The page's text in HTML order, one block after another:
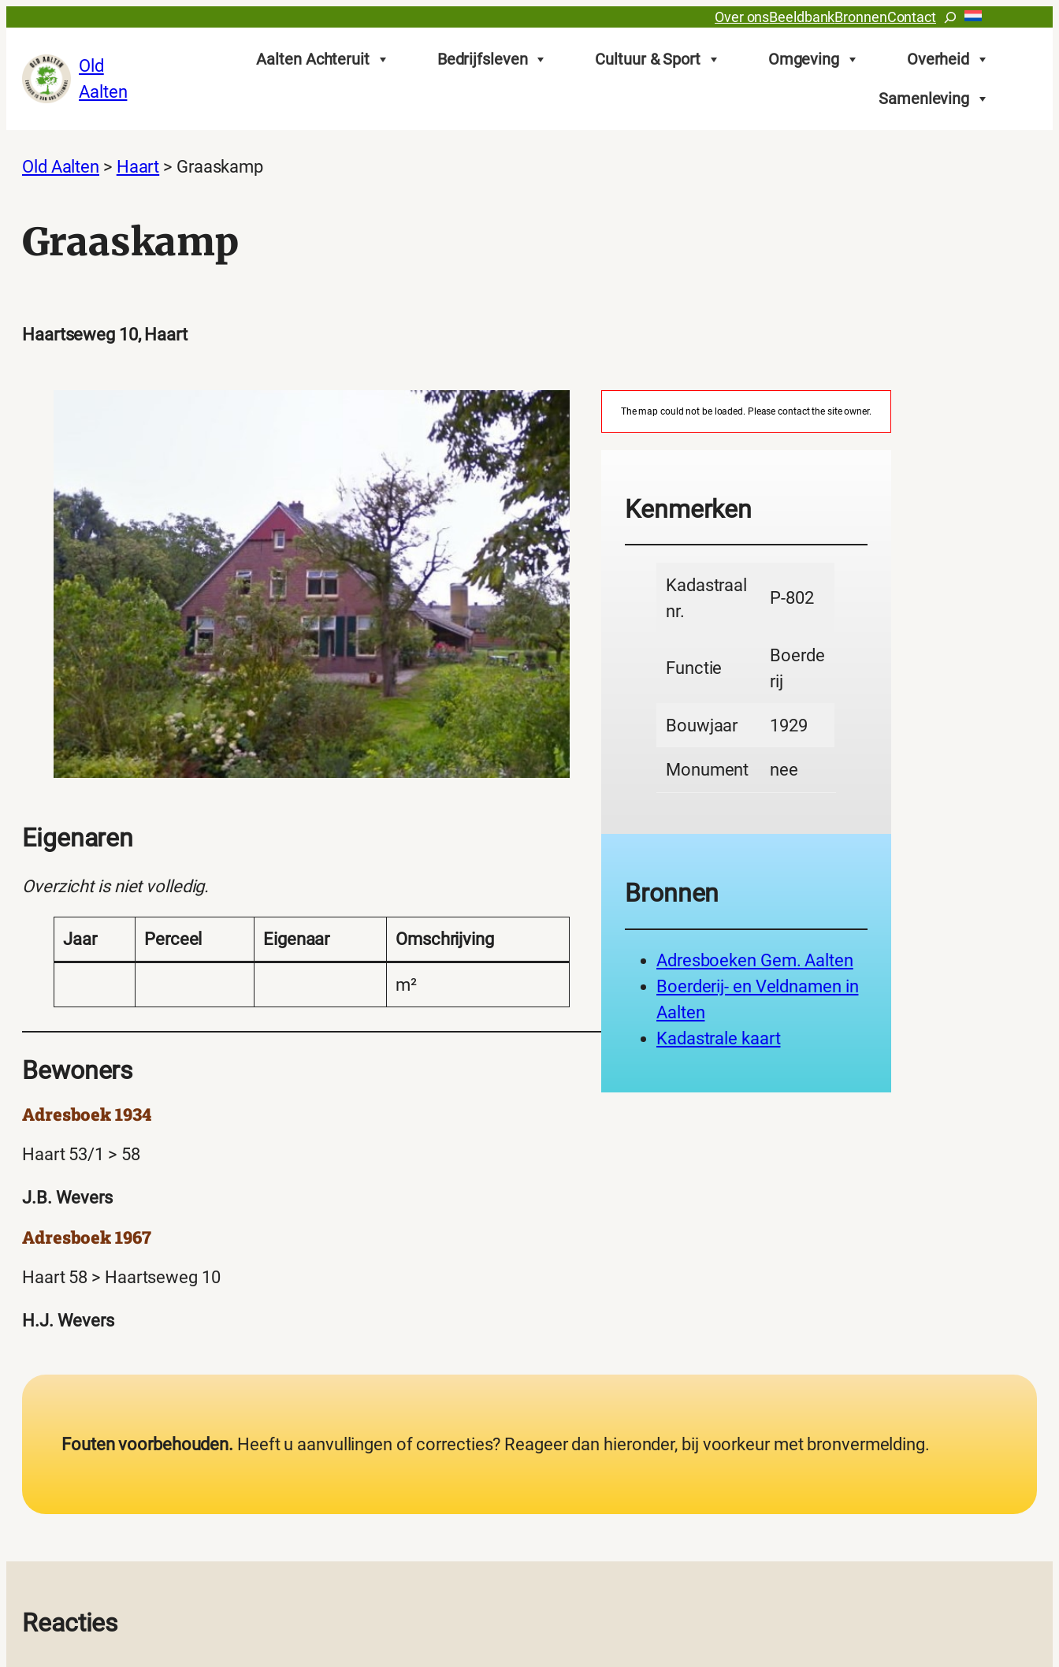
de
inhoud
Over onsBeeldbankBronnenContactZoeken
Old
Aalten
Aalten Achteruit Bedrijfsleven Cultuur & Sport Omgeving Overheid
Samenleving
Old Aalten > Haart > Graaskamp
Graaskamp
Haartseweg 10, Haart
Eigenaren
Overzicht is niet volledig.
Jaar Perceel Eigenaar Omschrijving
m²
Bewoners
Adresboek 1934
Haart 53/1 > 58
J.B. Wevers
Adresboek 1967
Haart 58 > Haartseweg 10
H.J. Wevers
The map could not be loaded. Please contact the site owner.
Kenmerken
Kadastraal
nr.
P-802
Functie
Boerde
rij
Bouwjaar 1929
Monument nee
Bronnen
Adresboeken Gem. Aalten
Boerderij- en Veldnamen in
Aalten
Kadastrale kaart
Fouten voorbehouden. Heeft u aanvullingen of correcties? Reageer dan hieronder, bij voorkeur met bronvermelding.
Reacties